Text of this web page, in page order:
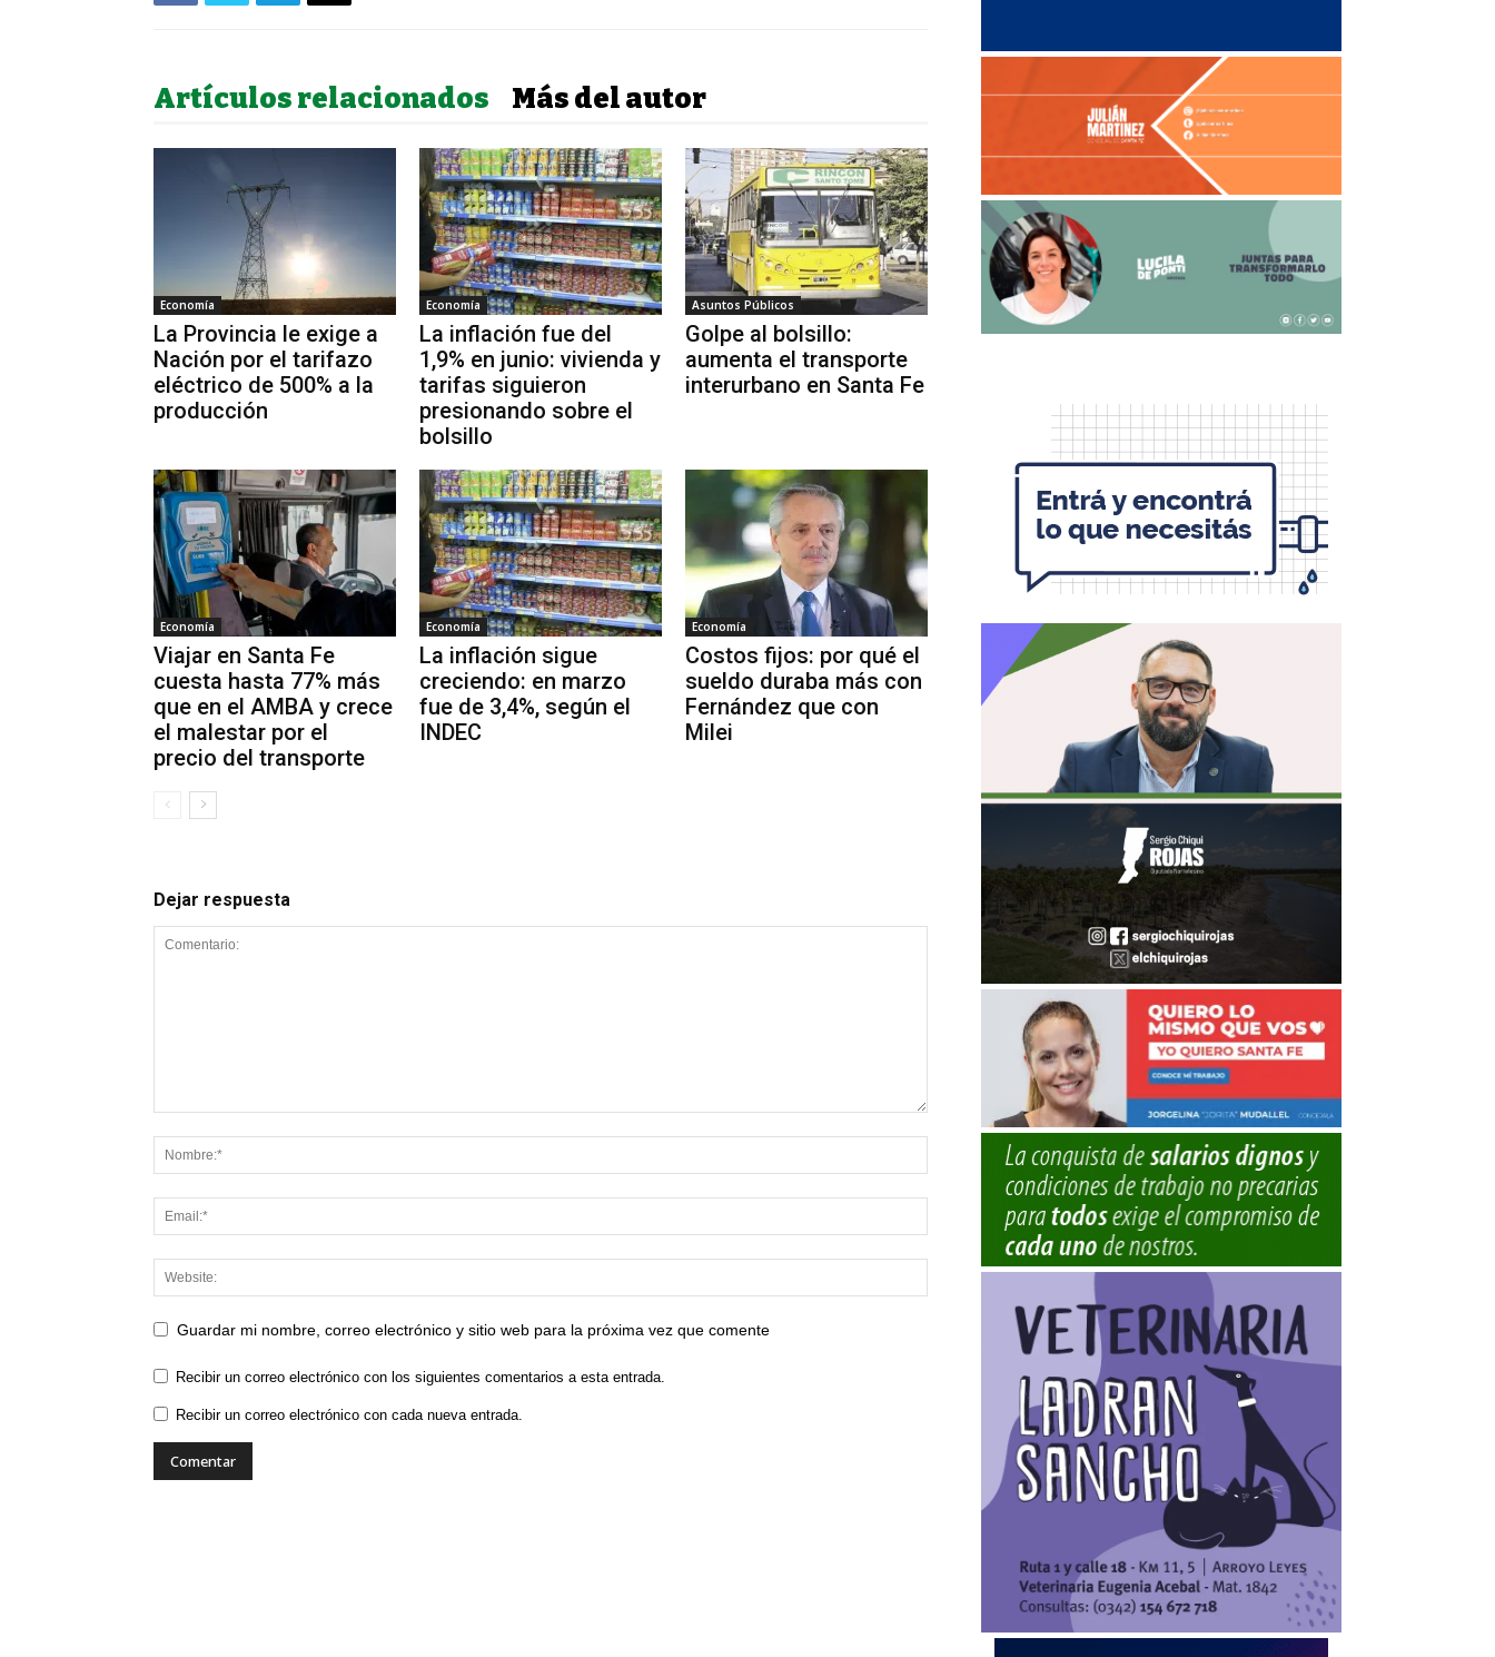
Artículos relacionados Más del autor
Economía
La Provincia le exige a
Nación por el tarifazo
eléctrico de 500% a la
producción
Economía
La inflación fue del
1,9% en junio: vivienda y
tarifas siguieron
presionando sobre el
bolsillo
Asuntos Públicos
Golpe al bolsillo:
aumenta el transporte
interurbano en Santa Fe
Economía
Viajar en Santa Fe
cuesta hasta 77% más
que en el AMBA y crece
el malestar por el
precio del transporte
Economía
La inflación sigue
creciendo: en marzo
fue de 3,4%, según el
INDEC
Economía
Costos fijos: por qué el
sueldo duraba más con
Fernández que con
Milei
Dejar respuesta
Guardar mi nombre, correo electrónico y sitio web para la próxima vez que comente
Recibir un correo electrónico con los siguientes comentarios a esta entrada.
Recibir un correo electrónico con cada nueva entrada.